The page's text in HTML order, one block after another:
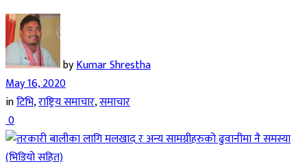
byKumar Shrestha
May 16, 2020
inटिभि,राष्ट्रिय समाचार,समाचार
0